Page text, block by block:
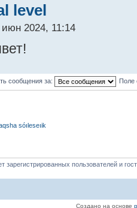
level
2024, 11:14
сообщения за: Поле
sóıleseıik
пользователей и
Создано на основе